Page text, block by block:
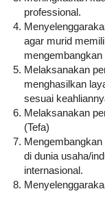
professional.
agar murid
Melaksanakan
menghasilkan
sesuai
Melaksanakan
(Tefa)
di dunia usaha/
internasional.